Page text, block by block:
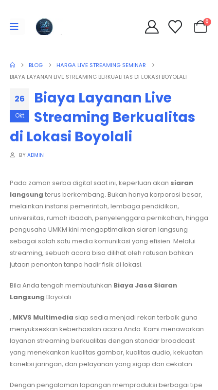
0
BLOG
HARGA LIVE STREAMING SEMINAR
BIAYA LAYANAN LIVE STREAMING BERKUALITAS DI LOKASI BOYOLALI
26
Okt
Biaya Layanan Live
Streaming Berkualitas
di Lokasi Boyolali
BY ADMIN
Pada zaman serba digital saat ini, keperluan akan siaran
langsung terus berkembang. Bukan hanya korporasi besar,
melainkan instansi pemerintah, lembaga pendidikan,
universitas, rumah ibadah, penyelenggara pernikahan, hingga
pengusaha UMKM kini mengoptimalkan siaran langsung
sebagai salah satu media komunikasi yang efisien. Melalui
streaming, sebuah acara bisa dilihat oleh ratusan bahkan
jutaan penonton tanpa hadir fisik di lokasi.
Bila Anda tengah membutuhkan Biaya Jasa Siaran
Langsung Boyolali
, MKVS Multimedia siap sedia menjadi rekan terbaik guna
menyukseskan keberhasilan acara Anda. Kami menawarkan
layanan streaming berkualitas dengan standar broadcast
yang menekankan kualitas gambar, kualitas audio, kekuatan
koneksi jaringan, dan pelayanan yang sigap dan cekatan.
Dengan pengalaman lapangan memproduksi berbagai tipe